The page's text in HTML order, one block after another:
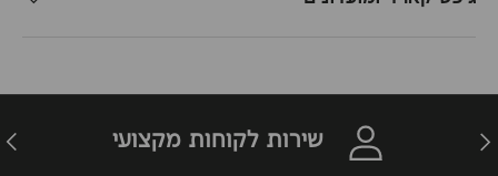
חזרה שירות לקוחות מקצועי